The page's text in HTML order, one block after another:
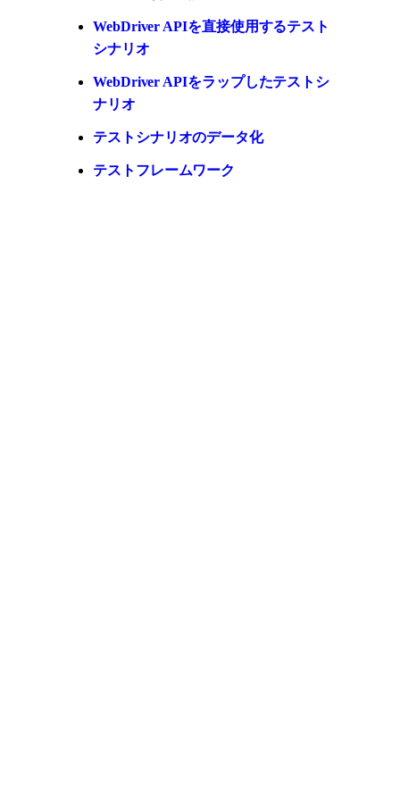
WebDriver APIを直接使用するテスト
シナリオ
WebDriver APIをラップしたテストシ
ナリオ
テストシナリオのデータ化
テストフレームワーク